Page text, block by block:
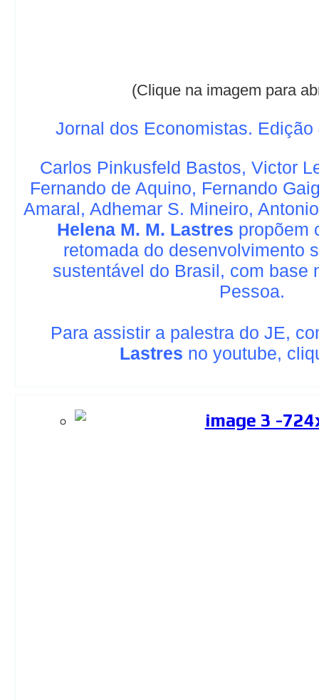
(Clique na imagem para
Jornal dos Economistas.
Carlos Pinkusfeld Bastos, Victor
Fernando de Aquino, Fernando
Amaral, Adhemar S. Mineiro,
Helena M. M. Lastres propõem
retomada do desenvolvimento
sustentável do Brasil, com base
Pessoa.
Para assistir a palestra do JE,
Lastres no youtube,